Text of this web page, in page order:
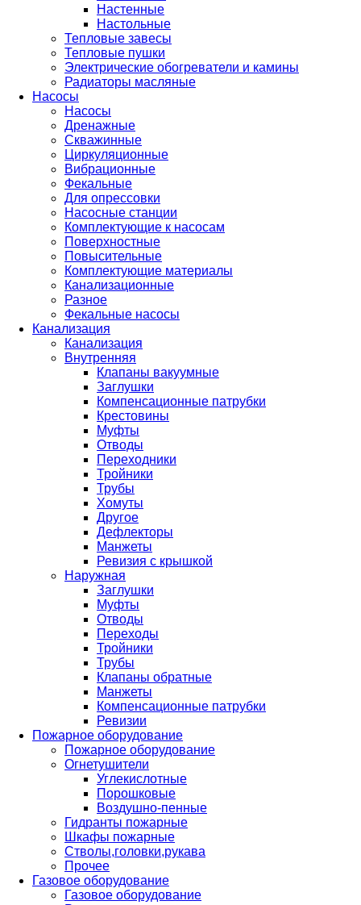
Настенные
Настольные
Тепловые завесы
Тепловые пушки
Электрические обогреватели и камины
Радиаторы масляные
Насосы
Насосы
Дренажные
Скважинные
Циркуляционные
Вибрационные
Фекальные
Для опрессовки
Насосные станции
Комплектующие к насосам
Поверхностные
Повысительные
Комплектующие материалы
Канализационные
Разное
Фекальные насосы
Канализация
Канализация
Внутренняя
Клапаны вакуумные
Заглушки
Компенсационные патрубки
Крестовины
Муфты
Отводы
Переходники
Тройники
Трубы
Хомуты
Другое
Дефлекторы
Манжеты
Ревизия с крышкой
Наружная
Заглушки
Муфты
Отводы
Переходы
Тройники
Трубы
Клапаны обратные
Манжеты
Компенсационные патрубки
Ревизии
Пожарное оборудование
Пожарное оборудование
Огнетушители
Углекислотные
Порошковые
Воздушно-пенные
Гидранты пожарные
Шкафы пожарные
Стволы,головки,рукава
Прочее
Газовое оборудование
Газовое оборудование